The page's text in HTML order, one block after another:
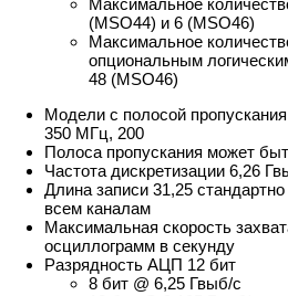
(MSO44) и 6 (MSO46)
Максимальное
опциональным
48 (MSO46)
Модели с полосой
350 МГц, 200
Полоса пропускания может
Частота дискретизации 6,26
Длина записи 31,25
всем каналам
Максимальная скорость
осциллограмм в секунду
Разрядность АЦП 12 бит
8 бит @ 6,25 Гвыб/c